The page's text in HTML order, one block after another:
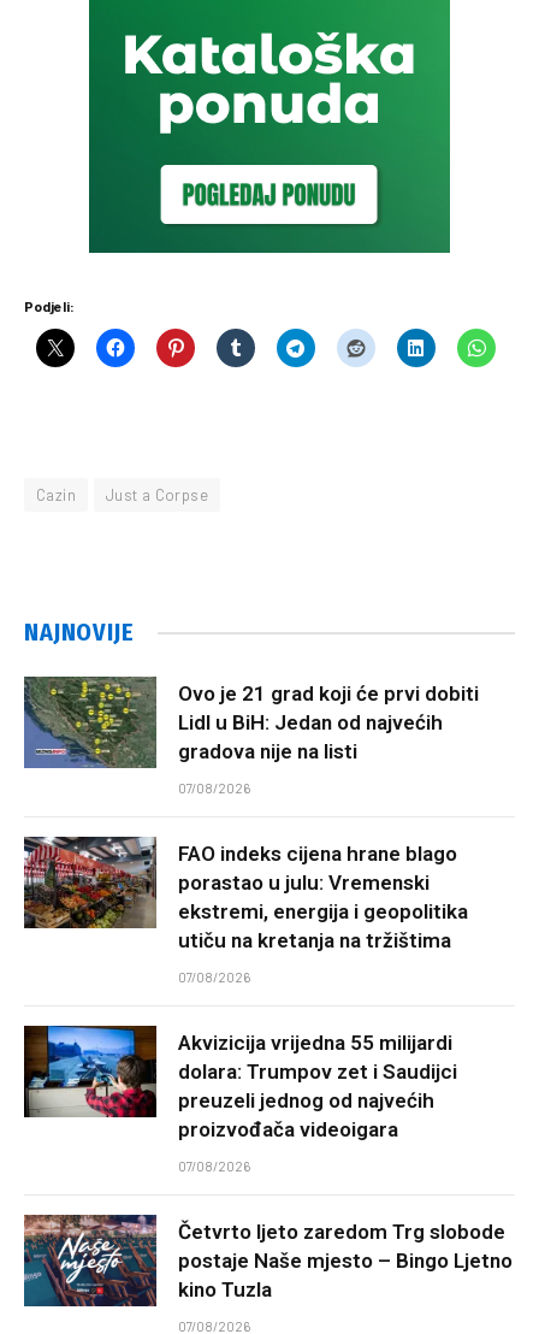
Podjeli:
Cazin Just a Corpse
NAJNOVIJE
Ovo je 21 grad koji će prvi dobiti
Lidl u BiH: Jedan od najvećih
gradova nije na listi
07/08/2026
FAO indeks cijena hrane blago
porastao u julu: Vremenski
ekstremi, energija i geopolitika
utiču na kretanja na tržištima
07/08/2026
Akvizicija vrijedna 55 milijardi
dolara: Trumpov zet i Saudijci
preuzeli jednog od najvećih
proizvođača videoigara
07/08/2026
Četvrto ljeto zaredom Trg slobode
postaje Naše mjesto – Bingo Ljetno
kino Tuzla
07/08/2026